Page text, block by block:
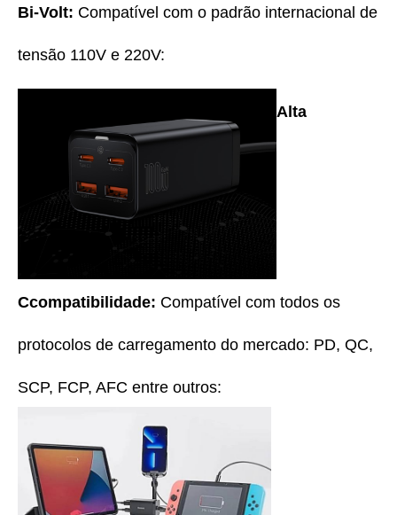
Bi-Volt: Compatível com o padrão internacional de
tensão 110V e 220V:
Alta
Ccompatibilidade: Compatível com todos os
protocolos de carregamento do mercado: PD, QC,
SCP, FCP, AFC entre outros: